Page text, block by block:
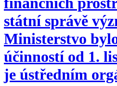
státní správě
Ministerstvo
účinností od 1.
je ústředním